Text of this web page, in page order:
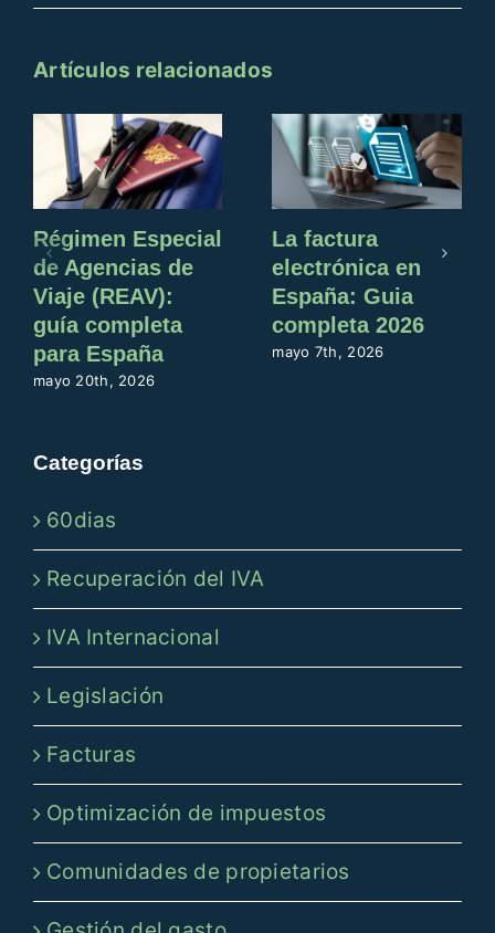
Categorías
60dias
Recuperación del IVA
IVA Internacional
Legislación
Facturas
Optimización de impuestos
Comunidades de propietarios
Artículos relacionados
Régimen Especial
de Agencias de
Viaje (REAV):
guía completa
para España
mayo 20th, 2026
La factura
electrónica en
España: Guia
completa 2026
mayo 7th, 2026